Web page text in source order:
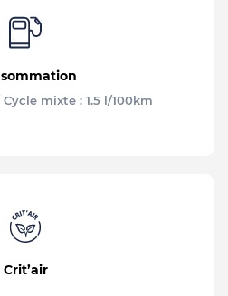
mixte : 1.5 l/100km
Crit’air